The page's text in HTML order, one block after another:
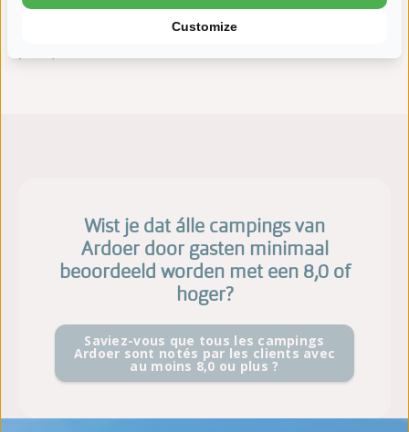
Wist je dat álle campings van
Ardoer door gasten minimaal
beoordeeld worden met een 8,0 of
hoger?
Saviez-vous que tous les campings
Ardoer sont notés par les clients avec
au moins 8,0 ou plus ?
Customize